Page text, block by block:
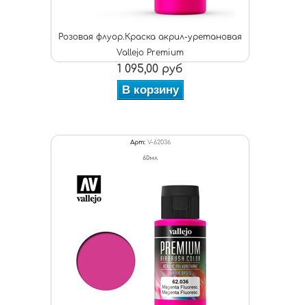
Розовая флуор.Краска акрил-уретановая
Vallejo Premium
1 095,00 руб
В корзину
Арт: V-62036
60мл